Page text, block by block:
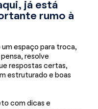
já está
rumo à
espaço para troca,
resolve
respostas certas,
estruturado e boas
com dicas e